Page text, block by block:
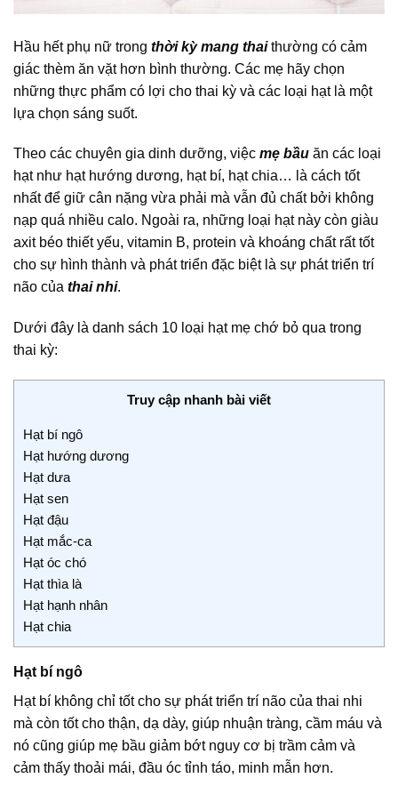
Hầu hết phụ nữ trong thời kỳ mang thaithường có cảm
giác thèm ăn vặt hơn bình thường. Các mẹ hãy chọn
những thực phẩm có lợi cho thai kỳ và các loại hạt là một
lựa chọn sáng suốt.
Theo các chuyên gia dinh dưỡng, việc mẹ bầu ăn các loại
hạt như hạt hướng dương, hạt bí, hạt chia… là cách tốt
nhất để giữ cân nặng vừa phải mà vẫn đủ chất bởi không
nạp quá nhiều calo. Ngoài ra, những loại hạt này còn giàu
axit béo thiết yếu, vitamin B, protein và khoáng chất rất tốt
cho sự hình thành và phát triển đặc biệt là sự phát triển trí
não của thai nhi.
Dưới đây là danh sách 10 loại hạt mẹ chớ bỏ qua trong
thai kỳ:
Truy cập nhanh bài viết
Hạt bí ngô
Hạt hướng dương
Hạt dưa
Hạt sen
Hạt đậu
Hạt mắc-ca
Hạt óc chó
Hạt thìa là
Hạt hạnh nhân
Hạt chia
Hạt bí ngô
Hạt bí không chỉ tốt cho sự phát triển trí não của thai nhi
mà còn tốt cho thận, dạ dày, giúp nhuận tràng, cầm máu và
nó cũng giúp mẹ bầu giảm bớt nguy cơ bị trầm cảm và
cảm thấy thoải mái, đầu óc tỉnh táo, minh mẫn hơn.